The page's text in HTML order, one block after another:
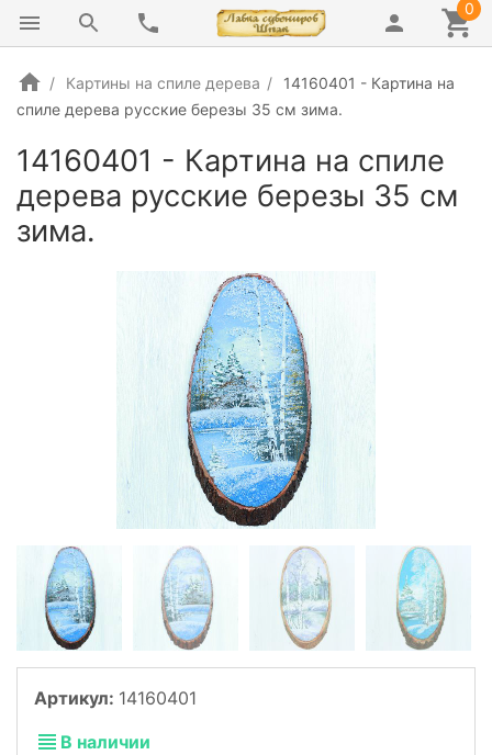
0
Картины на спиле дерева
14160401 - Картина на
спиле дерева русские березы 35 см зима.
14160401 - Картина на спиле
дерева русские березы 35 см
зима.
Артикул: 14160401
В наличии